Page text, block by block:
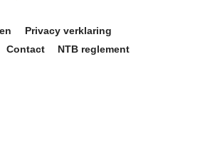
Privacy verklaring
Contact NTB reglement